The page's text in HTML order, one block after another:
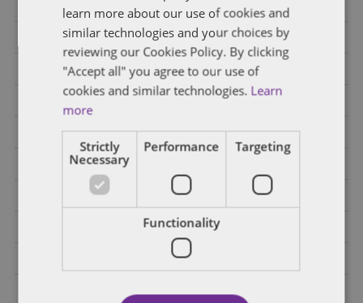
Bankacılık
Birleşme ve Devralma ve Ortak Girişim
E-Ticaret
Elektrikli Araçlar
learn more about our use of cookies and
similar technologies and your choices by
reviewing our Cookies Policy. By clicking
"Accept all" you agree to our use of
cookies and similar technologies. Learn
more
Strictly
Necessary
Performance Targeting
Functionality